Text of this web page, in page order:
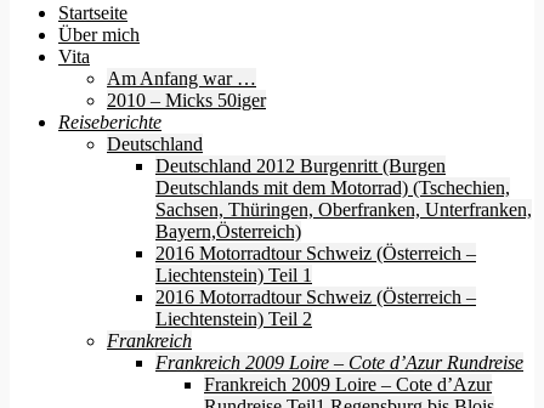
Startseite
Über mich
Vita
Am Anfang war …
2010 – Micks 50iger
Reiseberichte
Deutschland
Deutschland 2012 Burgenritt (Burgen
Deutschlands mit dem Motorrad) (Tschechien,
Sachsen, Thüringen, Oberfranken, Unterfranken,
Bayern,Österreich)
2016 Motorradtour Schweiz (Österreich –
Liechtenstein) Teil 1
2016 Motorradtour Schweiz (Österreich –
Liechtenstein) Teil 2
Frankreich
Frankreich 2009 Loire – Cote d’Azur Rundreise
Frankreich 2009 Loire – Cote d’Azur